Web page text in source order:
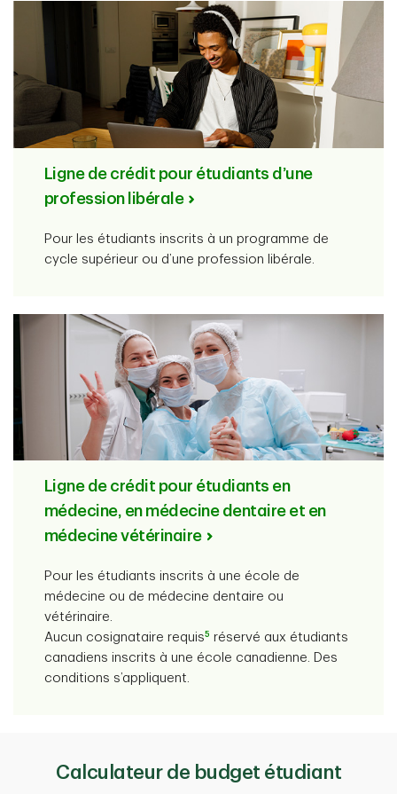
Ligne de crédit pour étudiants d’une
profession libérale
Pour les étudiants inscrits à un programme de
cycle supérieur ou d’une profession libérale.
Ligne de crédit pour étudiants en
médecine, en médecine dentaire et en
médecine vétérinaire
Pour les étudiants inscrits à une école de
médecine ou de médecine dentaire ou
vétérinaire.
Aucun cosignataire requis5 réservé aux étudiants
canadiens inscrits à une école canadienne. Des
conditions s’appliquent.
Calculateur de budget étudiant